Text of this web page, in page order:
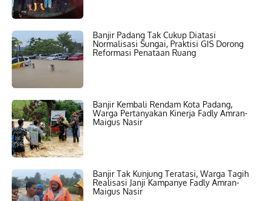
Banjir Padang Tak Cukup Diatasi
Normalisasi Sungai, Praktisi GIS Dorong
Reformasi Penataan Ruang
Banjir Kembali Rendam Kota Padang,
Warga Pertanyakan Kinerja Fadly Amran-
Maigus Nasir
Banjir Tak Kunjung Teratasi, Warga Tagih
Realisasi Janji Kampanye Fadly Amran-
Maigus Nasir